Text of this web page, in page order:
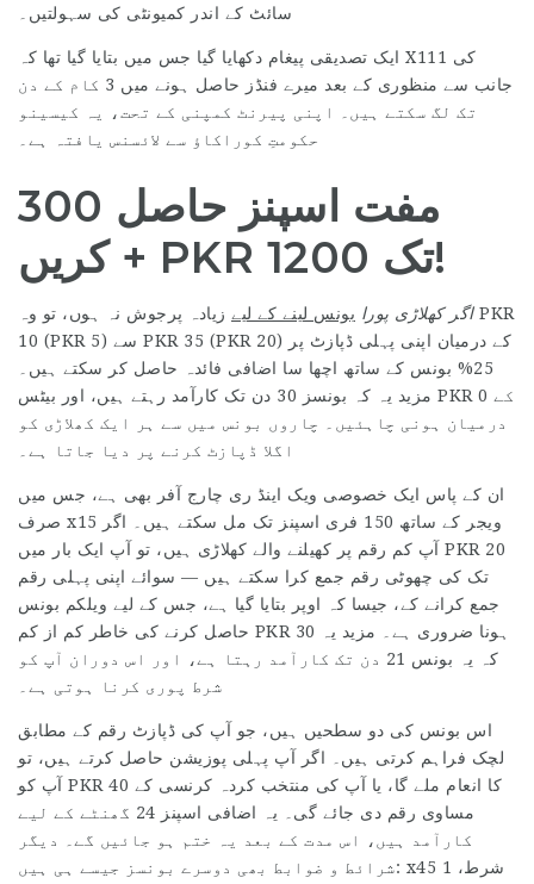
سائٹ کے اندر کمیونٹی کی سہولتیں۔
ایک تصدیقی پیغام دکھایا گیا جس میں بتایا گیا تھا کہ X111 کی
جانب سے منظوری کے بعد میرے فنڈز حاصل ہونے میں 3 کام کے دن
تک لگ سکتے ہیں۔ اپنی پیرنٹ کمپنی کے تحت، یہ کیسینو
حکومتِ کوراکاؤ سے لائسنس یافتہ ہے۔
300 مفت اسپنز حاصل
کریں + PKR 1200 تک!
اگر کھلاڑی پورا بونس لینے کے لیے زیادہ پرجوش نہ ہوں، تو وہ PKR
10 (PKR 5) سے PKR 35 (PKR 20) کے درمیان اپنی پہلی ڈپازٹ پر
25% بونس کے ساتھ اچھا سا اضافی فائدہ حاصل کر سکتے ہیں۔
مزید یہ کہ بونسز 30 دن تک کارآمد رہتے ہیں، اور بیٹس PKR 0 کے
درمیان ہونی چاہئیں۔ چاروں بونس میں سے ہر ایک کھلاڑی کو
اگلا ڈپازٹ کرنے پر دیا جاتا ہے۔
ان کے پاس ایک خصوصی ویک اینڈ ری چارج آفر بھی ہے، جس میں
صرف x15 ویجر کے ساتھ 150 فری اسپنز تک مل سکتے ہیں۔ اگر
آپ کم رقم پر کھیلنے والے کھلاڑی ہیں، تو آپ ایک بار میں PKR 20
تک کی چھوٹی رقم جمع کرا سکتے ہیں — سوائے اپنی پہلی رقم
جمع کرانے کے، جیسا کہ اوپر بتایا گیا ہے، جس کے لیے ویلکم بونس
حاصل کرنے کی خاطر کم از کم PKR 30 ہونا ضروری ہے۔ مزید یہ
کہ یہ بونس 21 دن تک کارآمد رہتا ہے، اور اس دوران آپ کو
شرط پوری کرنا ہوتی ہے۔
اس بونس کی دو سطحیں ہیں، جو آپ کی ڈپازٹ رقم کے مطابق
لچک فراہم کرتی ہیں۔ اگر آپ پہلی پوزیشن حاصل کرتے ہیں، تو
آپ کو PKR 40 کا انعام ملے گا، یا آپ کی منتخب کردہ کرنسی کے
مساوی رقم دی جائے گی۔ یہ اضافی اسپنز 24 گھنٹے کے لیے
کارآمد ہیں، اس مدت کے بعد یہ ختم ہو جائیں گے۔ دیگر
شرائط و ضوابط بھی دوسرے بونسز جیسے ہی ہیں: x45 شرط، 1